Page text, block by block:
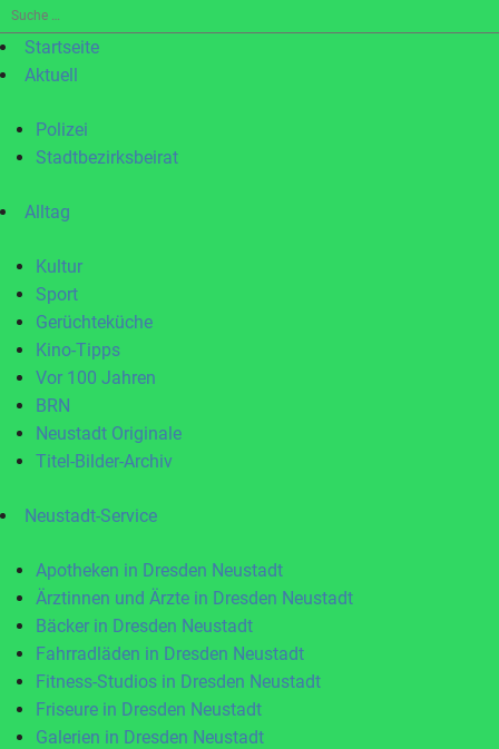
Suche
nach:Startseite
Aktuell
Polizei
Stadtbezirksbeirat
Alltag
Kultur
Sport
Gerüchteküche
Kino-Tipps
Vor 100 Jahren
BRN
Neustadt Originale
Titel-Bilder-Archiv
Neustadt-Service
Apotheken in Dresden Neustadt
Ärztinnen und Ärzte in Dresden Neustadt
Bäcker in Dresden Neustadt
Fahrradläden in Dresden Neustadt
Fitness-Studios in Dresden Neustadt
Friseure in Dresden Neustadt
Galerien in Dresden Neustadt